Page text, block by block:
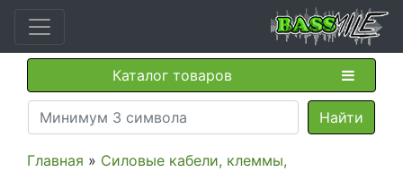
Каталог товаров
Главная » Силовые кабели, клеммы,